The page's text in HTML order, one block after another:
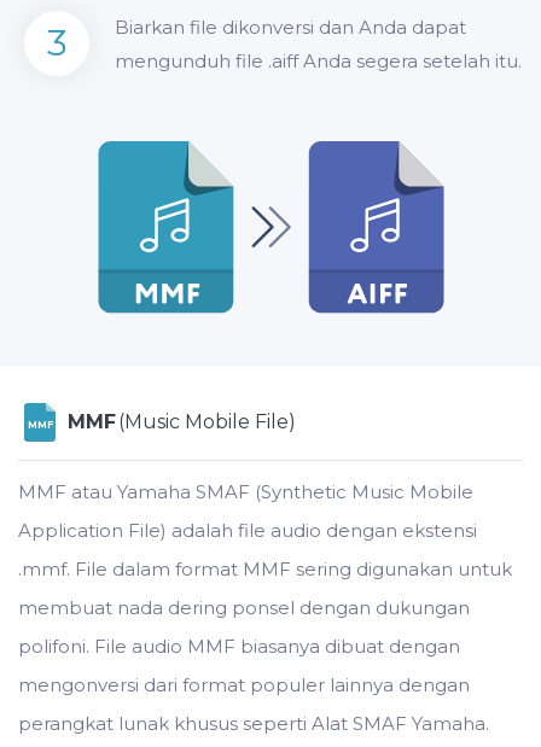
3
Biarkan file dikonversi dan Anda dapat
mengunduh file .aiff Anda segera setelah itu.
MMF MMF(Music Mobile File)
MMF atau Yamaha SMAF (Synthetic Music Mobile
Application File) adalah file audio dengan ekstensi
.mmf. File dalam format MMF sering digunakan untuk
membuat nada dering ponsel dengan dukungan
polifoni. File audio MMF biasanya dibuat dengan
mengonversi dari format populer lainnya dengan
perangkat lunak khusus seperti Alat SMAF Yamaha.